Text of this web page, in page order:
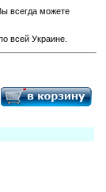
всегда можете
всей Украине.